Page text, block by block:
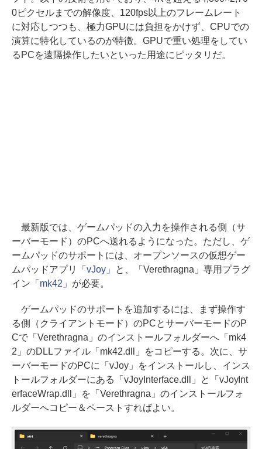
0ピクセルまでの解像度、120fps以上のフレームレート
に対応しつつも、極力GPUには負担をかけず、CPUでの
演算に特化しているのが特徴。GPUで重い処理をしてい
るPCを遠隔操作したいといった用途にピッタリだ。
最新版では、ゲームパッドの入力を操作される側（サ
ーバーモード）のPCへ送れるようになった。ただし、ゲ
ームパッドのサポートには、オープンソースの仮想ゲー
ムパッドアプリ
「vJoy」
と、「Verethragna」専用プラグ
イン 「mk42」 が必要。
ゲームパッドのサポートを追加するには、まず操作す
る側（クライアントモード）のPCとサーバーモードのP
Cで「Verethragna」のインストールフォルダーへ「mk4
2」のDLLファイル「mk42.dll」をコピーする。次に、サ
ーバーモードのPCに「vJoy」をインストールし、インス
トールフォルダーにある「vJoyInterface.dll」と「vJoyInt
erfaceWrap.dll」を「Verethragna」のインストールフォ
ルダーへコピー＆ペーストすればよい。